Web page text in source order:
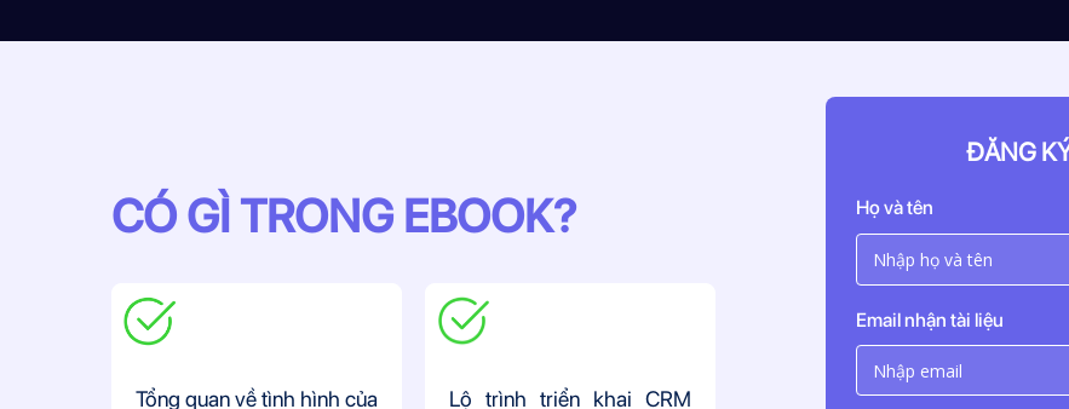
CÓ GÌ TRONG EBOOK? Họ và tên
Email nhận tài liệu
ĐĂNG
Tổng quan về tình hình của
Lộ trình triển khai CRM